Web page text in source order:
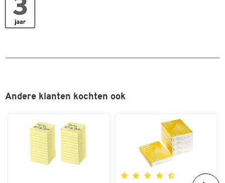
Breedte (mm)
Andere klanten kochten ook